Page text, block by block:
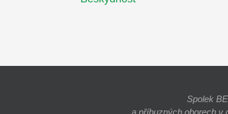
Spolek
a příbuzných oborech v